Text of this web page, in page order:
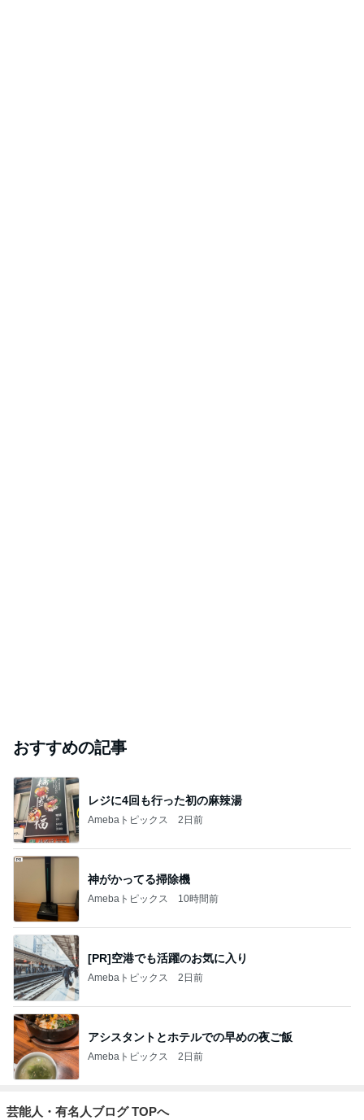
おすすめの記事
レジに4回も行った初の麻辣湯
Amebaトピックス 2日前
神がかってる掃除機
Amebaトピックス 10時間前
[PR]空港でも活躍のお気に入り
Amebaトピックス 2日前
アシスタントとホテルでの早めの夜ご飯
Amebaトピックス 2日前
芸能人・有名人ブログ TOPへ